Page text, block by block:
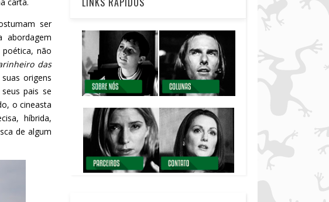
ser
abordagem
não
das
origens
pais se
o cineasta
híbrida,
de algum